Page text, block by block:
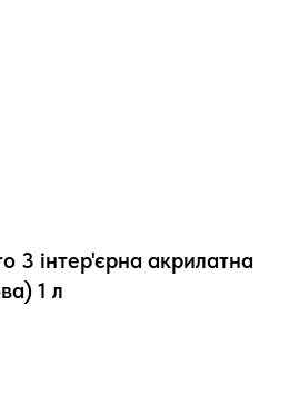
3 інтер'єрна акрилатна
1 л